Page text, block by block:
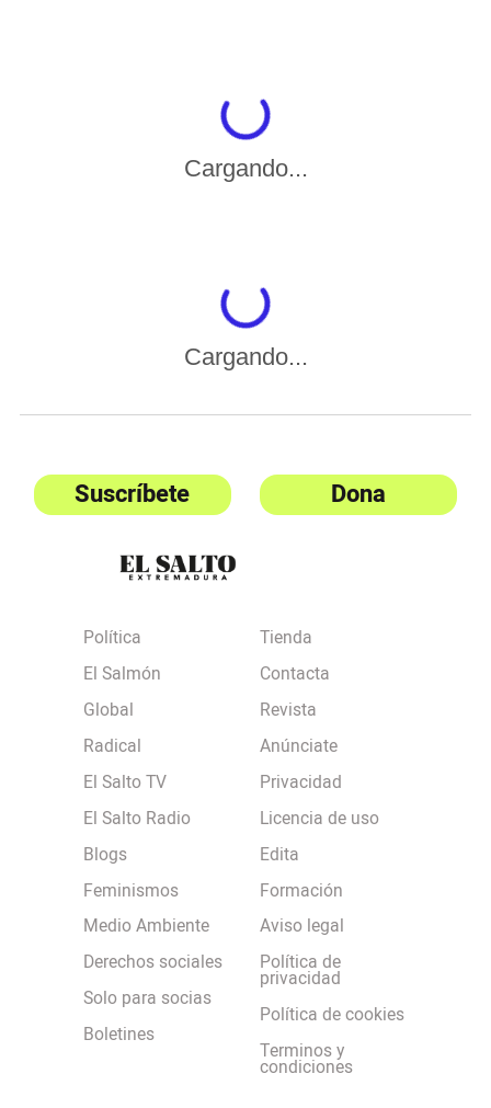
Cargando...
Cargando...
Suscríbete Dona
Política
El Salmón
Global
Radical
El Salto TV
El Salto Radio
Blogs
Feminismos
Medio Ambiente
Derechos sociales
Solo para socias
Boletines
Tienda
Contacta
Revista
Anúnciate
Privacidad
Licencia de uso
Edita
Formación
Aviso legal
Política de
privacidad
Política de cookies
Terminos y
condiciones